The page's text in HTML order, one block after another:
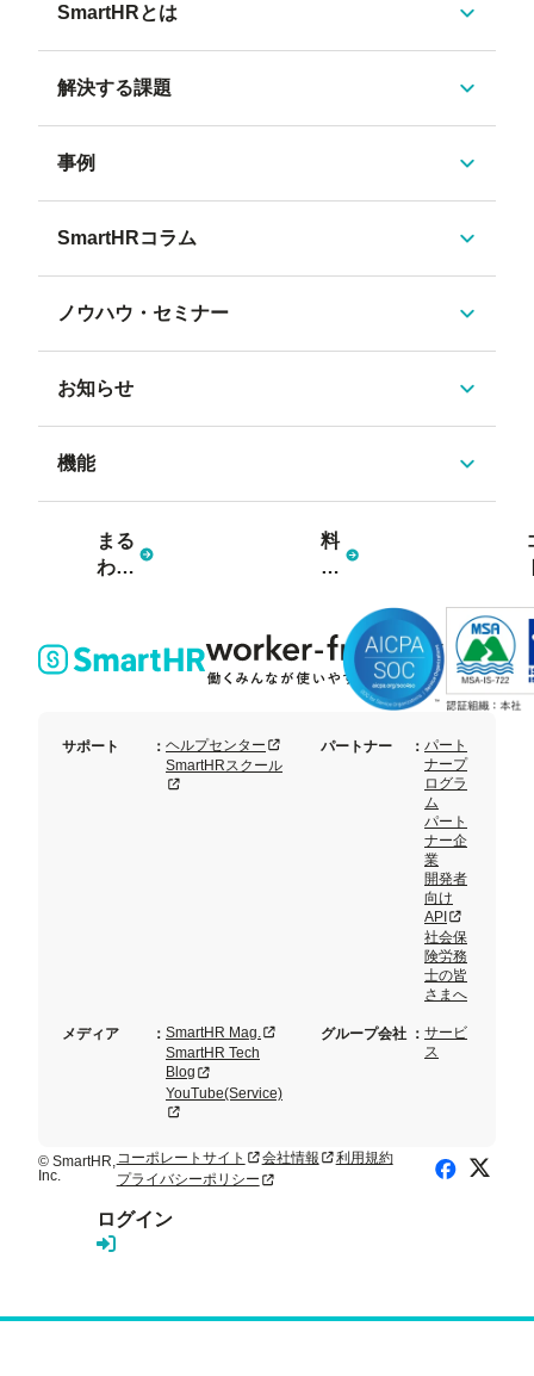
SmartHRとは
解決する課題
事例
SmartHRコラム
ノウハウ・セミナー
お知らせ
機能
まる
わか
セッ
料
金
ン
サポート ： ヘルプセンター 新規タブまたはウィンドウで開く
SmartHRスクール
新規タブまたはウィンドウで開く
メディア ： SmartHR Mag.新規タブまたはウィンドウで開く
SmartHR Tech
Blog 新規タブまたはウィンドウで開く
YouTube(Service)
新規タブまたはウィンドウで開く
パートナー ： パート
ナープ
ログラ
ム
パート
ナー企
業
開発者
向け
API新規タブま
社会保
険労務
士の皆
さまへ
グループ会社 ： サービ
ス
© SmartHR,
Inc.
コーポレートサイト 新規タブまたはウィンドウで開く
会社情報新規タブまたはウィンドウで開く
利用規約
プライバシーポリシー新規タブまたはウィンドウで開くFacebook
X
ログイン